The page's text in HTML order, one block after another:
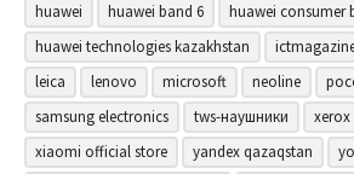
huawei
huawei band 6
huawei consumer
huawei technologies kazakhstan
leica
lenovo microsoft neoline
samsung electronics
tws-наушники xerox
xiaomi official store
yandex qazaqstan